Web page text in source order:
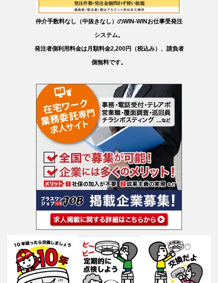
仲介手数料なし（中抜きなし）のWIN-WINお仕事受発注
システム。
発注者側利用料金は月額料金2,200円（税込み）、請負者
側無料です。